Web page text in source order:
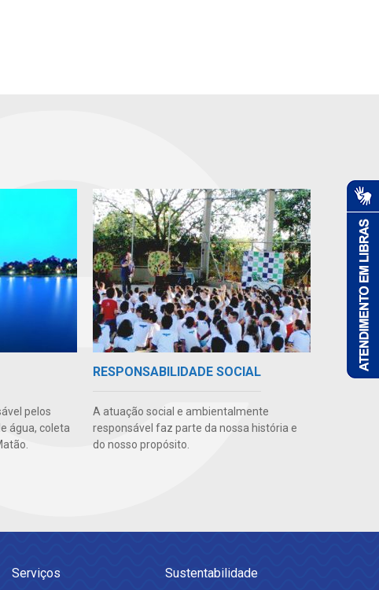
pelos
água, coleta
RESPONSABILIDADE SOCIAL
A atuação social e ambientalmente
responsável faz parte da nossa história e
do nosso propósito.
Serviços Sustentabilidade